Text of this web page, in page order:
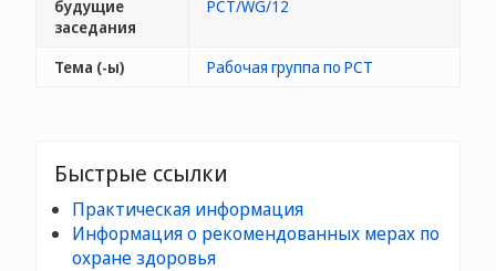
будущие
заседания
PCT/WG/12
Тема (-ы) Рабочая группа по РСТ
Быстрые ссылки
Практическая информация
Информация о рекомендованных мерах по
охране здоровья